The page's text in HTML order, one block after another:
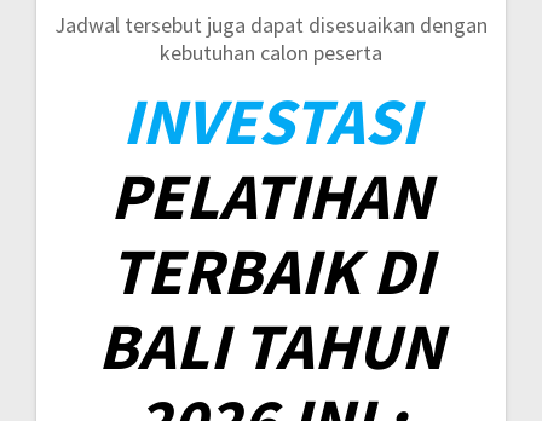
Jadwal tersebut juga dapat disesuaikan dengan
kebutuhan calon peserta
INVESTASI
PELATIHAN
TERBAIK DI
BALI TAHUN